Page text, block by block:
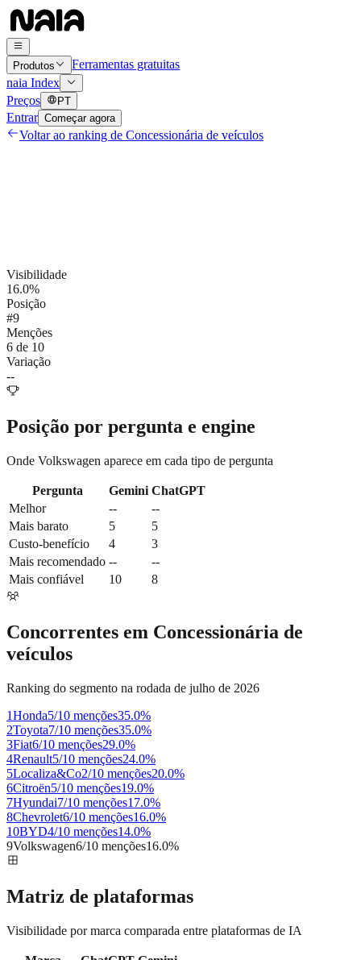
Produtos
Ferramentas gratuitas
naia Index
Preços
PT
Entrar Começar agora
Voltar ao ranking de Concessionária de veículos
Visibilidade
16.0%
Posição
#9
Menções
6 de 10
Variação
--
Posição por pergunta e engine
Onde Volkswagen aparece em cada tipo de pergunta
Pergunta Gemini ChatGPT
Melhor
--
--
Mais barato
5
5
Custo-benefício
4
3
Mais recomendado --
--
Mais confiável
10 8
Concorrentes em Concessionária de
veículos
Ranking do segmento na rodada de julho de 2026
1Honda5/10 menções35.0%
2Toyota7/10 menções35.0%
3Fiat6/10 menções29.0%
4Renault5/10 menções24.0%
5Localiza&Co2/10 menções20.0%
6Citroën5/10 menções19.0%
7Hyundai7/10 menções17.0%
8Chevrolet6/10 menções16.0%
10BYD4/10 menções14.0%
9Volkswagen6/10 menções16.0%
Matriz de plataformas
Visibilidade por marca comparada entre plataformas de IA